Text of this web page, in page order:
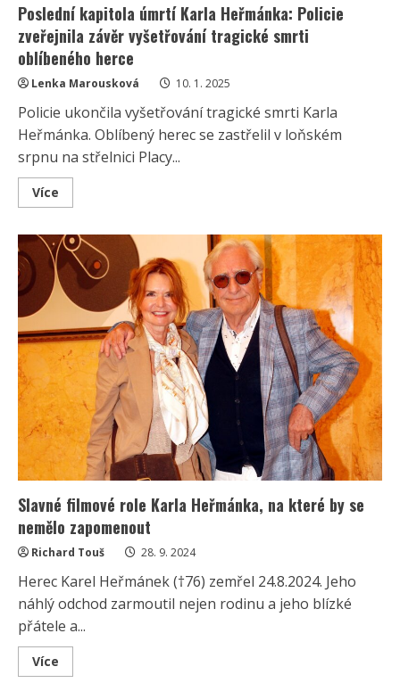
Poslední kapitola úmrtí Karla Heřmánka: Policie
zveřejnila závěr vyšetřování tragické smrti
oblíbeného herce
Lenka Marousková 10. 1. 2025
Policie ukončila vyšetřování tragické smrti Karla
Heřmánka. Oblíbený herec se zastřelil v loňském
srpnu na střelnici Placy...
Více
more
kapitola
úmrtí
Karla
Heřmánka:
Policie
zveřejnila
závěr
vyšetřování
tragické
smrti
oblíbeného
herce
Slavné filmové role Karla Heřmánka, na které by se
nemělo zapomenout
Richard Touš 28. 9. 2024
Herec Karel Heřmánek (†76) zemřel 24.8.2024. Jeho
náhlý odchod zarmoutil nejen rodinu a jeho blízké
přátele a...
Více
more